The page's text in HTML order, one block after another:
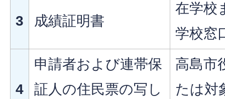
3 成績証明書
在学校
学校窓
4
申請者および連帯保
証人の住民票の写し
高島市
たは対